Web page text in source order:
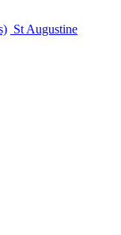
St Augustine